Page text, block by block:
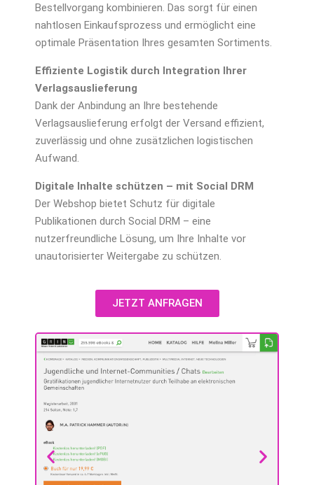
Bestellvorgang kombinieren. Das sorgt für einen
nahtlosen Einkaufsprozess und ermöglicht eine
optimale Präsentation Ihres gesamten Sortiments.
Effiziente Logistik durch Integration Ihrer
Verlagsauslieferung
Dank der Anbindung an Ihre bestehende
Verlagsauslieferung erfolgt der Versand effizient,
zuverlässig und ohne zusätzlichen logistischen
Aufwand.
Digitale Inhalte schützen – mit Social DRM
Der Webshop bietet Schutz für digitale
Publikationen durch Social DRM – eine
nutzerfreundliche Lösung, um Ihre Inhalte vor
unautorisierter Weitergabe zu schützen.
JETZT ANFRAGEN